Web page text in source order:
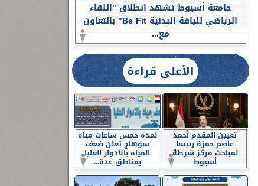
جامعة أسيوط تشهد انطلاق ”اللقاء
الرياضي للياقة البدنية Be Fit” بالتعاون
مع...
الأعلى قراءة
تعيين المقدم أحمد
عاصم حمزة رئيسا
لمباحث مركز شرطة
أسيوط
لمدة خمس ساعات مياه
سوهاج تعلن ضعف
المياه بالأدوار العليا
بمناطق عدة...